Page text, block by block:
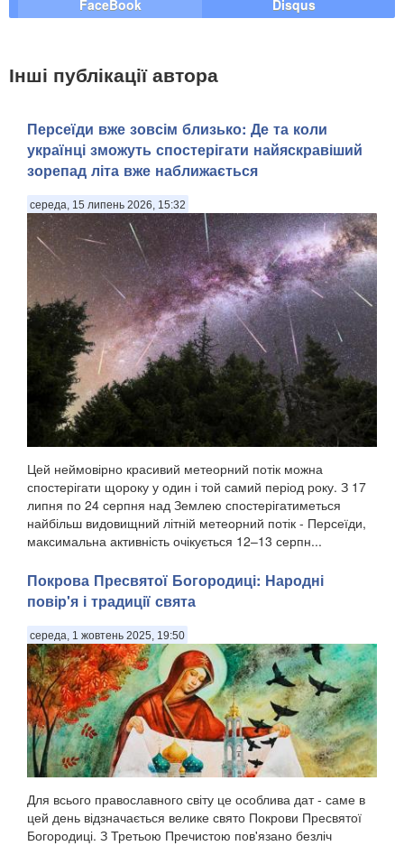
FaceBook Disqus
Інші публікації автора
Персеїди вже зовсім близько: Де та коли
українці зможуть спостерігати найяскравіший
зорепад літа вже наближається
середа, 15 липень 2026, 15:32
Цей неймовірно красивий метеорний потік можна
спостерігати щороку у один і той самий період року. З 17
липня по 24 серпня над Землею спостерігатиметься
найбільш видовищний літній метеорний потік - Персеїди,
максимальна активність очікується 12–13 серпн...
Покрова Пресвятої Богородиці: Народні
повір'я і традиції свята
середа, 1 жовтень 2025, 19:50
Для всього православного світу це особлива дат - саме в
цей день відзначається велике свято Покрови Пресвятої
Богородиці. З Третьою Пречистою пов'язано безліч